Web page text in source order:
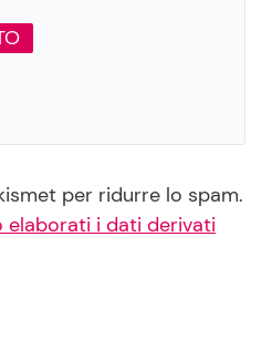
per ridurre lo spam.
elaborati i dati derivati